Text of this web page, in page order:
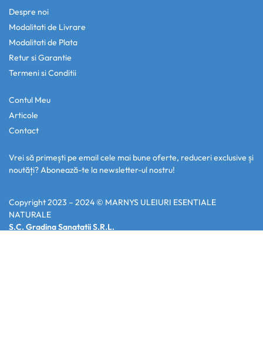
Despre noi
Modalitati de Livrare
Modalitati de Plata
Retur si Garantie
Termeni si Conditii
Contul Meu
Articole
Contact
Vrei să primești pe email cele mai bune oferte, reduceri exclusive și
noutăți? Abonează-te la newsletter-ul nostru!
Copyright 2023 – 2024 © MARNYS ULEIURI ESENTIALE
NATURALE
S.C. Gradina Sanatatii S.R.L.